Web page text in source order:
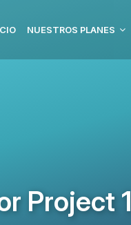
NUESTROS PLANES
Project